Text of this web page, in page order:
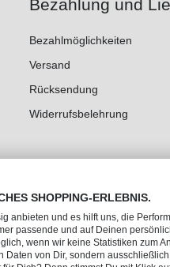
Bezahlung und
Bezahlmöglichkeiten
Versand
Rücksendung
Widerrufsbelehrung
SHOPPING-ERLEBNIS.
anbieten und es hilft uns, die
passende und auf Deinen
wenn wir keine Statistiken zum
von Dir, sondern